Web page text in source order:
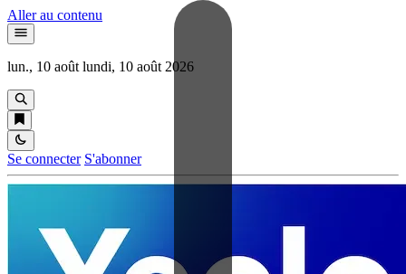
Aller au contenu
lun., 10 août lundi, 10 août 2026
Se connecter S'abonner